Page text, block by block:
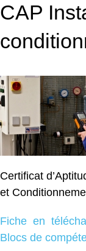
CAP
Certificat
et
Fiche en
Blocs de